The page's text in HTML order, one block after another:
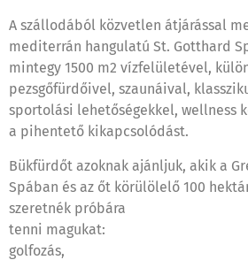
A szállodából közvetlen átjárással
mediterrán hangulatú St. Gotthard
mintegy 1500 m2 vízfelületével,
pezsgőfürdőivel, szaunáival,
sportolási lehetőségekkel, wellness
a pihentető kikapcsolódást.
Bükfürdőt azoknak ajánljuk, akik a
Spában és az őt körülölelő 100
szeretnék próbára
tenni magukat:
golfozás,